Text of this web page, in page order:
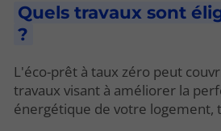
Quels travaux sont
?
L'éco-prêt à taux zéro peut
travaux visant à améliorer la
énergétique de votre logement,